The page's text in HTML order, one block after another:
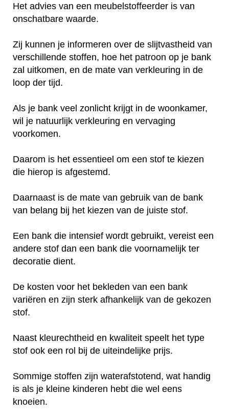
Het advies van een meubelstoffeerder is van
onschatbare waarde.
Zij kunnen je informeren over de slijtvastheid van
verschillende stoffen, hoe het patroon op je bank
zal uitkomen, en de mate van verkleuring in de
loop der tijd.
Als je bank veel zonlicht krijgt in de woonkamer,
wil je natuurlijk verkleuring en vervaging
voorkomen.
Daarom is het essentieel om een stof te kiezen
die hierop is afgestemd.
Daarnaast is de mate van gebruik van de bank
van belang bij het kiezen van de juiste stof.
Een bank die intensief wordt gebruikt, vereist een
andere stof dan een bank die voornamelijk ter
decoratie dient.
De kosten voor het bekleden van een bank
variëren en zijn sterk afhankelijk van de gekozen
stof.
Naast kleurechtheid en kwaliteit speelt het type
stof ook een rol bij de uiteindelijke prijs.
Sommige stoffen zijn waterafstotend, wat handig
is als je kleine kinderen hebt die wel eens
knoeien.